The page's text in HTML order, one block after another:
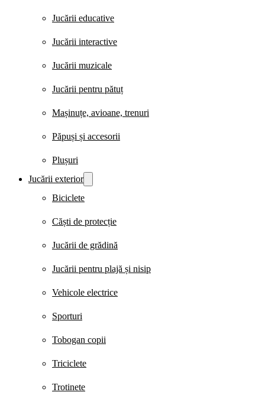
Jucării educative
Jucării interactive
Jucării muzicale
Jucării pentru pătuț
Mașinuțe, avioane, trenuri
Păpuși și accesorii
Plușuri
Jucării exterior
Biciclete
Căști de protecție
Jucării de grădină
Jucării pentru plajă și nisip
Vehicole electrice
Sporturi
Tobogan copii
Triciclete
Trotinete